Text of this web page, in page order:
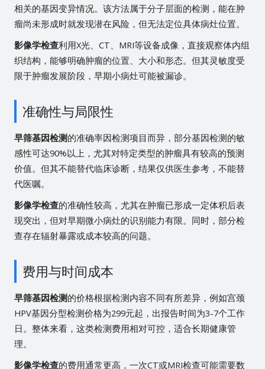
相关的基因变异情况。该方法属于分子层面的检测，能在肿
瘤尚未形成时就发现潜在风险，但无法定位具体病灶位置。
影像学检查利用X光、CT、MRI等设备成像，直接观察体内组
织结构，能够明确肿瘤的位置、大小和形态。但其灵敏度受
限于肿瘤发展阶段，早期小病灶可能被漏诊。
准确性与局限性
早筛基因检测的准确率因检测项目而异，部分基因检测的敏
感性可达90%以上，尤其对特定类型的肿瘤具有较高的预测
价值。但其不能替代临床诊断，结果仅供医生参考，不能替
代医嘱。
影像学检查的准确性较高，尤其在肿瘤已形成一定体积后表
现突出，但对早期微小病灶的识别能力有限。同时，部分检
查存在辐射暴露或成本较高的问题。
费用与时间成本
早筛基因检测的价格根据检测内容不同有所差异，例如宫颈
HPV基因分型检测价格为299元起，出报告时间为3-7个工作
日。整体来看，这类检测费用相对可控，适合长期健康管
理。
影像学检查的费用通常更高，一次CT或MRI检查可能需要数